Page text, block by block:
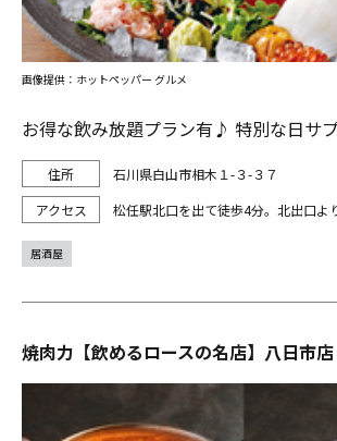
お得な飲み放題プラン有♪ 特別な日サ
石川県白山市相木１-３-３７
松任駅北口を出て徒歩4分。北出口よ
画像提供：ホットペッパー グルメ
居酒屋
焼肉力【飲めるロースの名店】八日市店